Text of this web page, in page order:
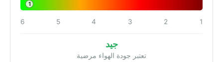
1
1
2
3
4
5
6
جيد
تعتبر جودة الهواء مرضية